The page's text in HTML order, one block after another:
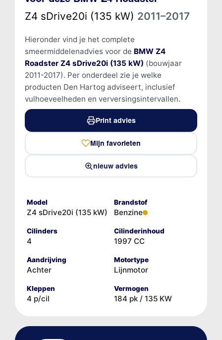
Z4 sDrive20i (135 kW) 2011–2017
Hieronder vind je het complete
smeermiddelenadvies voor de BMW Z4
Roadster Z4 sDrive20i (135 kW) (bouwjaar
2011-2017). Per onderdeel zie je welke
producten Den Hartog adviseert, inclusief
vulhoeveelheden en verversingsintervallen.
Print advies
Mijn favorieten
nieuw advies
Model
Z4 sDrive20i (135 kW)
Brandstof
Benzine
Cilinders
4
Cilinderinhoud
1997 CC
Aandrijving
Achter
Motortype
Lijnmotor
Kleppen
4 p/cil
Vermogen
184 pk / 135 KW